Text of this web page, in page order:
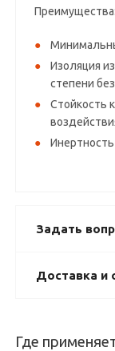
Преимущества:
Изоляция
степени
Стойкость
Задать
Доставка и
Где